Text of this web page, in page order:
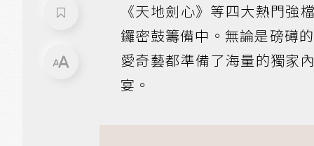
《天地劍心》等四大熱門強
鑼密鼓籌備中。無論是磅礡
愛奇藝都準備了海量的獨家
宴。